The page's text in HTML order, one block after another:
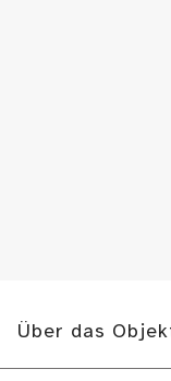
Über das